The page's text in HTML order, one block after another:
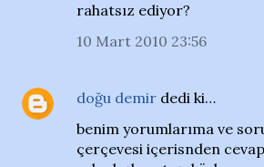
rahatsız ediyor?
10 Mart 2010 23:56
doğu demir dedi ki…
benim yorumlarıma ve
çerçevesi içerisnden